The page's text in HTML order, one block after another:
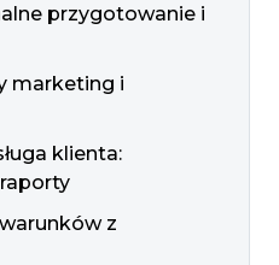
przygotowanie i
marketing i
klienta:
z